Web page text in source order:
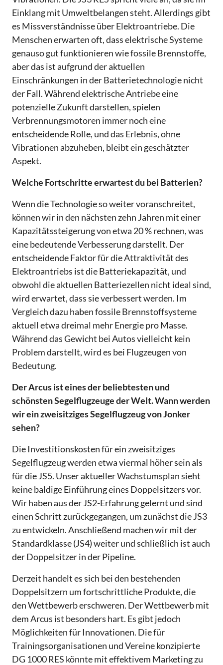
Einklang mit Umweltbelangen steht. Allerdings gibt
es Missverständnisse über Elektroantriebe. Die
Menschen erwarten oft, dass elektrische Systeme
genauso gut funktionieren wie fossile Brennstoffe,
aber das ist aufgrund der aktuellen
Einschränkungen in der Batterietechnologie nicht
der Fall. Während elektrische Antriebe eine
potenzielle Zukunft darstellen, spielen
Verbrennungsmotoren immer noch eine
entscheidende Rolle, und das Erlebnis, ohne
Vibrationen abzuheben, bleibt ein geschätzter
Aspekt.
Welche Fortschritte erwartest du bei Batterien?
Wenn die Technologie so weiter voranschreitet,
können wir in den nächsten zehn Jahren mit einer
Kapazitätssteigerung von etwa 20 % rechnen, was
eine bedeutende Verbesserung darstellt. Der
entscheidende Faktor für die Attraktivität des
Elektroantriebs ist die Batteriekapazität, und
obwohl die aktuellen Batteriezellen nicht ideal sind,
wird erwartet, dass sie verbessert werden. Im
Vergleich dazu haben fossile Brennstoffsysteme
aktuell etwa dreimal mehr Energie pro Masse.
Während das Gewicht bei Autos vielleicht kein
Problem darstellt, wird es bei Flugzeugen von
Bedeutung.
Der Arcus ist eines der beliebtesten und
schönsten Segelflugzeuge der Welt. Wann werden
wir ein zweisitziges Segelflugzeug von Jonker
sehen?
Die Investitionskosten für ein zweisitziges
Segelflugzeug werden etwa viermal höher sein als
für die JS5. Unser aktueller Wachstumsplan sieht
keine baldige Einführung eines Doppelsitzers vor.
Wir haben aus der JS2-Erfahrung gelernt und sind
einen Schritt zurückgegangen, um zunächst die JS3
zu entwickeln. Anschließend machen wir mit der
Standardklasse (JS4) weiter und schließlich ist auch
der Doppelsitzer in der Pipeline.
Derzeit handelt es sich bei den bestehenden
Doppelsitzern um fortschrittliche Produkte, die
den Wettbewerb erschweren. Der Wettbewerb mit
dem Arcus ist besonders hart. Es gibt jedoch
Möglichkeiten für Innovationen. Die für
Trainingsorganisationen und Vereine konzipierte
DG 1000 RES könnte mit effektivem Marketing zu